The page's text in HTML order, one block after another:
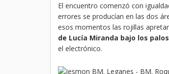
El encuentro comenzó con
errores se producían en las dos
esos momentos las rojillas
de Lucía Miranda bajo los palos
el electrónico.